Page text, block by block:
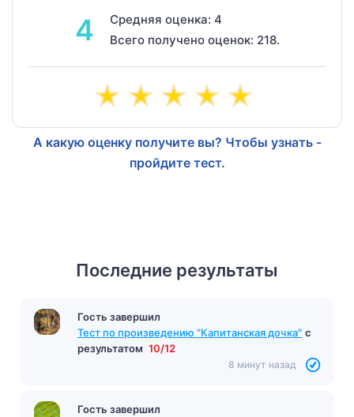
4
Средняя оценка: 4
Всего получено оценок: 218.
А какую оценку получите вы? Чтобы узнать -
пройдите тест.
Последние результаты
Гость завершил
Тест по произведению "Капитанская дочка" с
результатом 10/12
8 минут назад
Гость завершил